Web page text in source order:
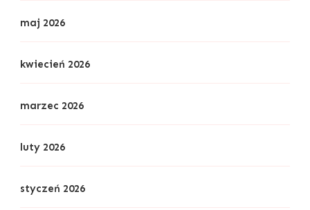
maj 2026
kwiecień 2026
marzec 2026
luty 2026
styczeń 2026